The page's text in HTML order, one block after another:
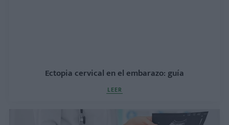
Ectopia cervical en el embarazo: guía
LEER